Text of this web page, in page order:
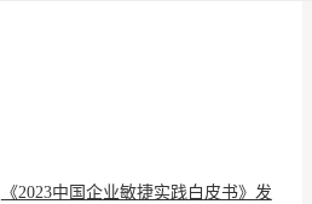
《2023中国企业敏捷实践白皮书》发